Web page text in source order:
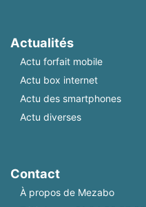
Actualités
Actu forfait mobile
Actu box internet
Actu des smartphones
Actu diverses
Contact
À propos de Mezabo